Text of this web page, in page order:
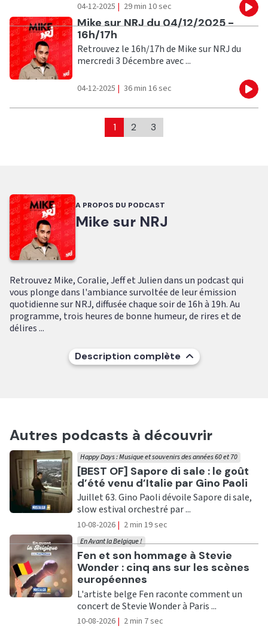
04-12-2025 | 29 min 10 sec
Ecouter
Mike sur NRJ du 04/12/2025 -
16h/17h
Retrouvez le 16h/17h de Mike sur NRJ du
mercredi 3 Décembre avec ...
04-12-2025 | 36 min 16 sec
1 2 3
A PROPOS DU PODCAST
Mike sur NRJ
Retrouvez Mike, Coralie, Jeff et Julien dans un podcast qui
vous plonge dans l'ambiance survoltée de leur émission
quotidienne sur NRJ, diffusée chaque soir de 16h à 19h. Au
programme, trois heures de bonne humeur, de rires et de
délires ...
Description complète
Autres podcasts à découvrir
Ecouter
[BEST OF] Sapore di sale : le goût
d’été venu d’Italie par Gino Paoli
Happy Days : Musique et souvenirs des années 60 et 70
Juillet 63. Gino Paoli dévoile Sapore di sale,
slow estival orchestré par ...
10-08-2026 | 2 min 19 sec
Ecouter
Fen et son hommage à Stevie
Wonder : cinq ans sur les scènes
européennes
En Avant la Belgique !
L'artiste belge Fen raconte comment un
concert de Stevie Wonder à Paris ...
10-08-2026 | 2 min 7 sec